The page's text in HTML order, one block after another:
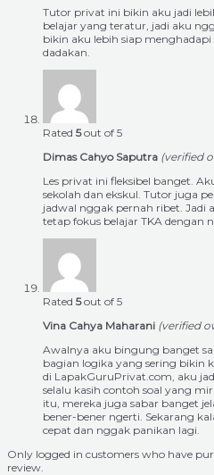
Tutor privat ini bikin aku jadi
belajar yang teratur, jadi aku
bikin aku lebih siap
dadakan.
Rated 5out of 5
Dimas Cahyo Saputra (verified
Les privat ini fleksibel banget.
sekolah dan ekskul. Tutor juga
jadwal nggak pernah ribet. Jadi
tetap fokus belajar TKA dengan
Rated 5out of 5
Vina Cahya Maharani (verified
Awalnya aku bingung banget
bagian logika yang sering bikin
di LapakGuruPrivat.com, aku
selalu kasih contoh soal yang
itu, mereka juga sabar banget
bener-bener ngerti. Sekarang
cepat dan nggak panikan lagi.
Only logged in customers who have
review.